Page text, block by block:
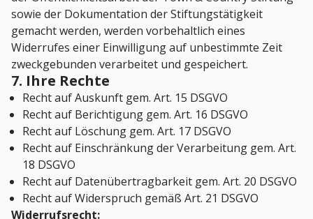
sowie der Dokumentation der Stiftungstätigkeit
gemacht werden, werden vorbehaltlich eines
Widerrufes einer Einwilligung auf unbestimmte Zeit
zweckgebunden verarbeitet und gespeichert.
7. Ihre Rechte
Recht auf Auskunft gem. Art. 15 DSGVO
Recht auf Berichtigung gem. Art. 16 DSGVO
Recht auf Löschung gem. Art. 17 DSGVO
Recht auf Einschränkung der Verarbeitung gem. Art.
18 DSGVO
Recht auf Datenübertragbarkeit gem. Art. 20 DSGVO
Recht auf Widerspruch gemäß Art. 21 DSGVO
Widerrufsrecht: